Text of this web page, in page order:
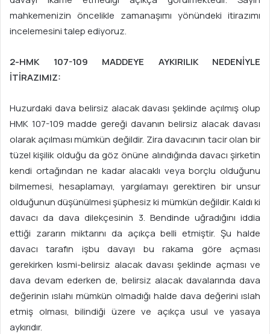
mahkemenizin öncelikle zamanaşımı yönündeki itirazımı
incelemesini talep ediyoruz.
2-HMK 107-109 MADDEYE AYKIRILIK NEDENİYLE
İTİRAZIMIZ:
Huzurdaki dava belirsiz alacak davası şeklinde açılmış olup
HMK 107-109 madde gereği davanın belirsiz alacak davası
olarak açılması mümkün değildir. Zira davacının tacir olan bir
tüzel kişilik olduğu da göz önüne alındığında davacı şirketin
kendi ortağından ne kadar alacaklı veya borçlu olduğunu
bilmemesi, hesaplamayı, yargılamayı gerektiren bir unsur
olduğunun düşünülmesi şüphesiz ki mümkün değildir. Kaldı ki
davacı da dava dilekçesinin 3. Bendinde uğradığını iddia
ettiği zararın miktarını da açıkça belli etmiştir. Şu halde
davacı tarafın işbu davayı bu rakama göre açması
gerekirken kısmi-belirsiz alacak davası şeklinde açması ve
dava devam ederken de, belirsiz alacak davalarında dava
değerinin ıslahı mümkün olmadığı halde dava değerini ıslah
etmiş olması, bilindiği üzere ve açıkça usul ve yasaya
aykırıdır.